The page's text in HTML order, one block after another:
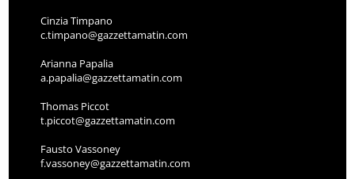
Cinzia Timpano
c.timpano@gazzettamatin.com
Arianna Papalia
a.papalia@gazzettamatin.com
Thomas Piccot
t.piccot@gazzettamatin.com
Fausto Vassoney
f.vassoney@gazzettamatin.com